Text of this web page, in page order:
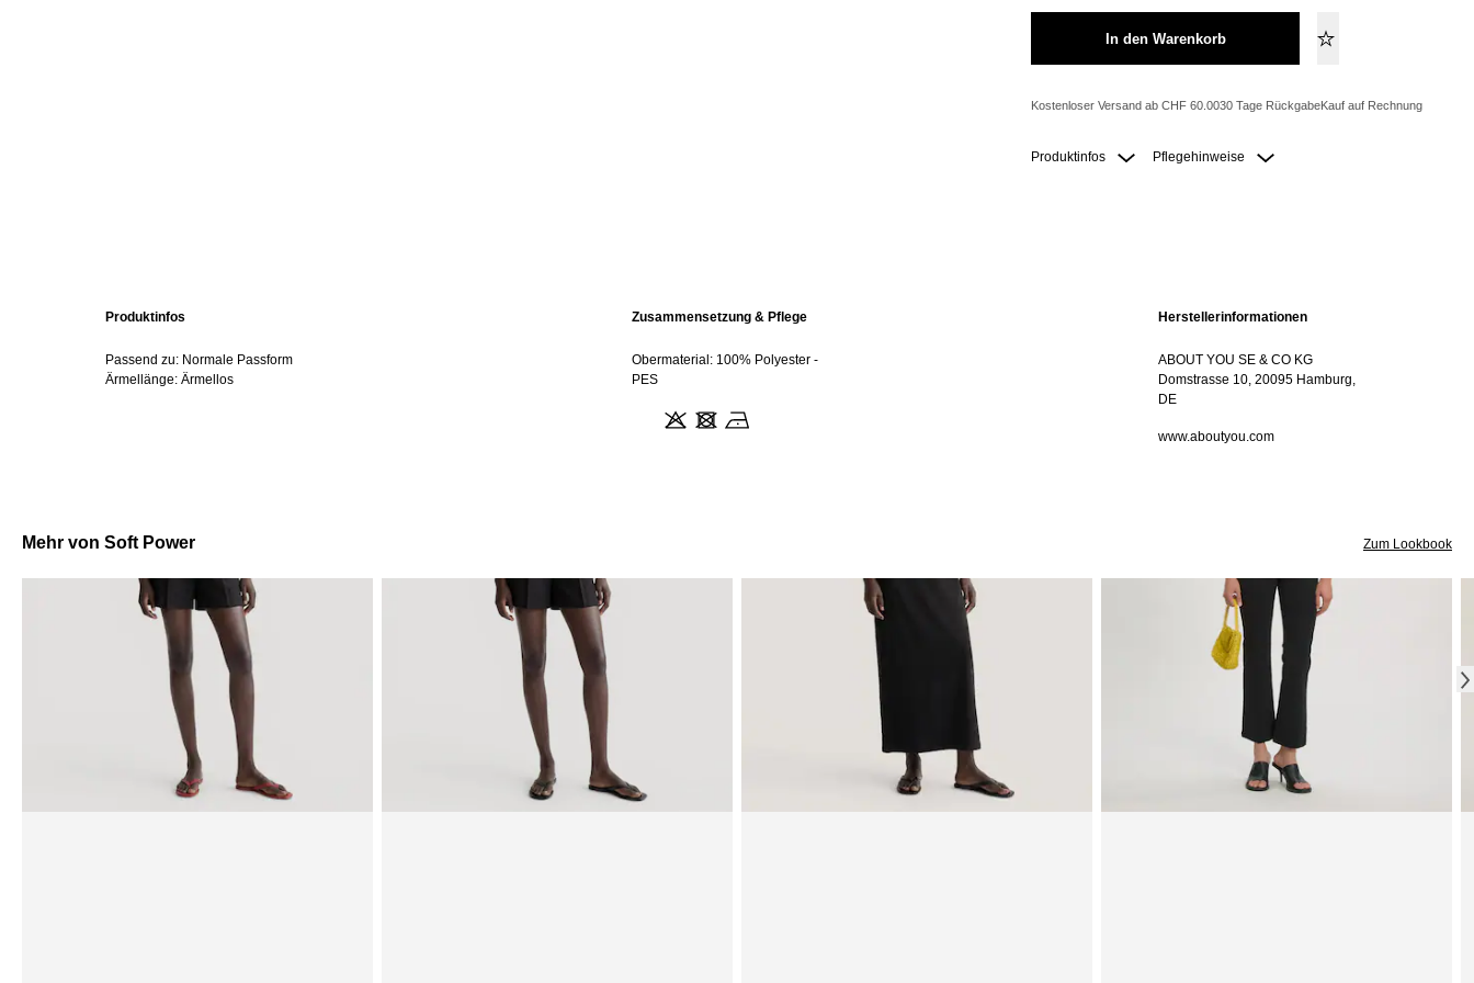
In den Warenkorb
Kostenloser Versand ab CHF 60.0030 Tage RückgabeKauf auf Rechnung
Produktinfos Pflegehinweise
Produktinfos
Passend zu: Normale Passform
Ärmellänge: Ärmellos
Zusammensetzung & Pflege
Obermaterial: 100% Polyester -
PES
Herstellerinformationen
ABOUT YOU SE & CO KG
Domstrasse 10, 20095 Hamburg,
DE
www.aboutyou.com
Mehr von Soft Power Zum Lookbook